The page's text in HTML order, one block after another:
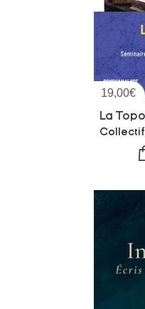
19,00€
Collectif